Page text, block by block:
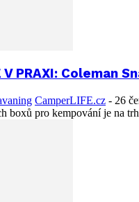
V PRAXI: Coleman
CamperLIFE.cz - 26
boxů pro kempování je na